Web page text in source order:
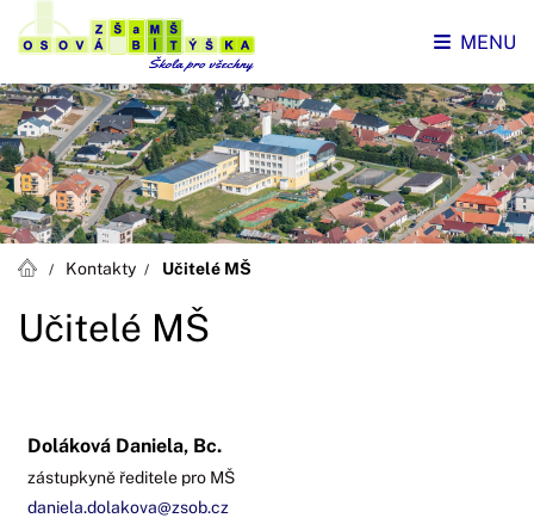
MENU
Kontakty Učitelé MŠ
Učitelé MŠ
Doláková Daniela, Bc.
zástupkyně ředitele pro MŠ
daniela.dolakova@zsob.cz